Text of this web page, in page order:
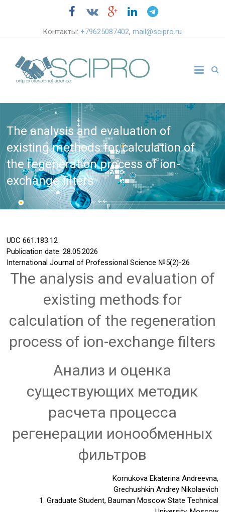
Контакты:+79625087402,mail@scipro.ru
The analysis and evaluation of
existing methods for calculation of
the regeneration process of ion-
exchange filters
UDC661.183.12
Publication date: 28.05.2026
International Journal of Professional Science №5(2)-26
The analysis and evaluation of
existing methods for
calculation of the regeneration
process of ion-exchange filters
Анализ и оценка
существующих методик
расчета процесса
регенерации ионообменных
фильтров
Kornukova Ekaterina Andreevna,
Grechushkin Andrey Nikolaevich
1. Graduate Student, Bauman Moscow State Technical